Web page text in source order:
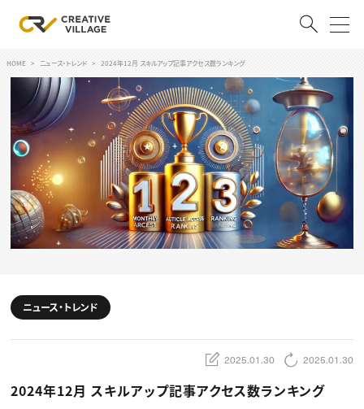
ACCOUNT
ログイン 会員登録
RECRUIT
クリエイター求人を探す
CREATIVE JOB求人検索
特集求人
採用説明会
スキルアップしたい！
デザイン
編集・ライティング
マーケティング
TOP Creator’s コラム
Webクリエイター
アプリクリエイター
セミナー
HOME ニュース・トレンド 2024年12月 スキルアップ記事アクセス数ランキング
ニュース・トレンド
2025.01.30 2025.01.30
2024年12月 スキルアップ記事アクセス数ランキング